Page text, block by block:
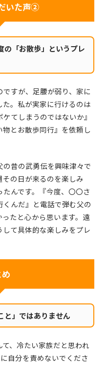
いた声②
の「お散歩」というプレ
ですが、足腰が弱り、家に
。私が実家に行けるのは
てしまうのではないか』
とお散歩同行』を依頼し
昔の武勇伝を興味津々で
の日が来るのを楽しみ
んです。『今度、〇〇さ
んだ』と電話で弾む父の
たと心から思います。遠
て具体的な楽しみをプレ
と」ではありません
て、冷たい家族だと思われ
自分を責めないでくださ